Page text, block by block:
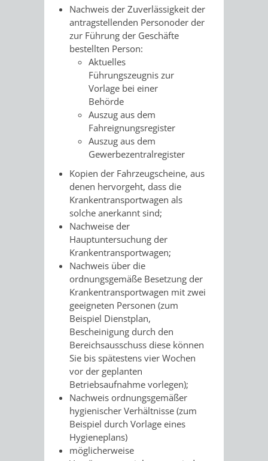
FRIEDHÖFE
HOHENSACHSEN
FRIEDHOF
LÜTZELSACHSEN
FRIEDHOF
OBERFLOCKENBACH
FRIEDHOF
RIPPENWEIER-
HEILIGKREUZ
SULZBACH
VERANSTALTUNGEN
KINDER
IM
MUSEUM
STADTBIBLIOTHEK
A
BIS
Z
AUSLEIHE
MEDIENANGEBOTE
ONLINE-
KATALOG
VERANSTALTUNGEN
AUSBILDUNG
&
PRAKTIKA
LEIHVERKEHR
DER
BIBLIOTHEK
SERVICE
FÜR
LEHRER/INNEN
&
ERZIEHER/INNEN
KINO
VERANSTALTER
VERANSTALTUNGSRÄUME
STADTHALLE
ROLF-
HAUS
BÜRGERSAAL
IM
ALTEN
RATHAUS
STADTARCHIV
BENUTZUNG
MELDEKARTEI
BESTANDSÜBERSICHT
EASYPARKEN
Nachweis der Zuverlässigkeit der
antragstellenden Personoder der
zur Führung der Geschäfte
bestellten Person:
Aktuelles
Führungszeugnis zur
Vorlage bei einer
Behörde
Auszug aus dem
Fahreignungsregister
Auszug aus dem
Gewerbezentralregister
Kopien der Fahrzeugscheine, aus
denen hervorgeht, dass die
Krankentransportwagen als
solche anerkannt sind;
Nachweise der
Hauptuntersuchung der
Krankentransportwagen;
Nachweis über die
ordnungsgemäße Besetzung der
Krankentransportwagen mit zwei
geeigneten Personen (zum
Beispiel Dienstplan,
Bescheinigung durch den
Bereichsausschuss diese können
Sie bis spätestens vier Wochen
vor der geplanten
Betriebsaufnahme vorlegen);
Nachweis ordnungsgemäßer
hygienischer Verhältnisse (zum
Beispiel durch Vorlage eines
Hygieneplans)
möglicherweise